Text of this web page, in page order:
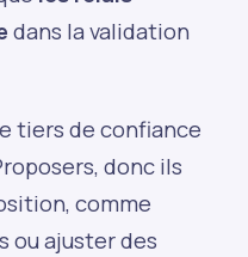
dans la validation
tiers de confiance
donc ils
comme
ou ajuster des